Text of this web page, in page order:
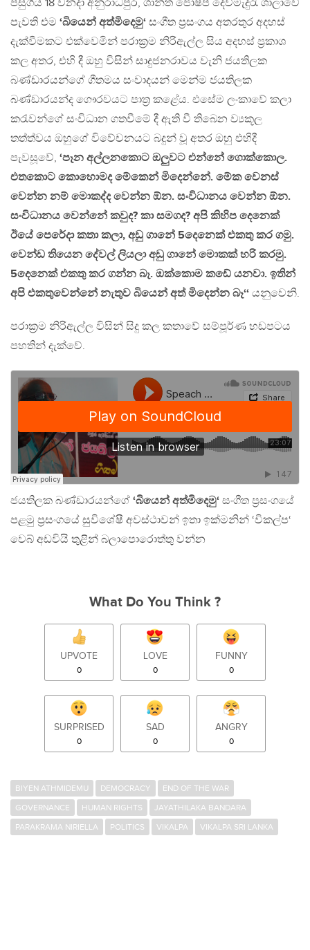
පසුගිය 18 වනදා අනුරාධපුර, ශාන්ත ජෝෂප් ‍දෙව්මැදුරැ ශාලාවේ
පැවති එම ‘බියෙන් අත්මිදෙමු‘ සංගීත ප්‍රසංගය අතරතුර අදහස්
දැක්වීමකට එක්වෙමින් පරාක්‍රම නිරිඇල්ල සිය අදහස් ප්‍රකාශ
කල අතර, එහි දී ඔහු විසින් සාදුජනරාවය වැනි ජයතිලක
බණ්ඩාරයන්ගේ ගීතමය සංවාදයන් මෙන්ම ජයතිලක
බණ්ඩාරයන්ද ගෞරවයට පාත්‍ර කළේය. එසේම ලංකාවේ කලා
කරැවන්ගේ සංවිධාන ගතවීමේ දී ඇති වී තිබෙන ව්‍යකූල
තත්ත්වය ඔහුගේ විවේචනයට බදුන් වූ අතර ඔහු එහිදී
පැවසූවේ, ‘පෑන අල්ලනකොට ඔලුවට එන්නේ ගොක්කොල.
එතකොට කොහොමද මේකෙන් මිදෙන්නේ. මේක වෙනස්
වෙන්න නම් මොකද්ද වෙන්න ඕන. සංවිධානය වෙන්න ඕන.
සංවිධානය වෙන්නේ කවුද? කා සමගද? අපි කිහිප දෙනෙක්
ඊයේ පෙරේදා කතා කලා, අඩු ගානේ 5දෙනෙක් එකතු කර ගමු.
වෙන්ඩ තියෙන දේවල් ලියලා අඩු ගානේ මොකක් හරි කරමු.
5දෙනෙක් එකතු කර ගන්න බෑ. ඔක්කොම කඩේ යනවා. ඉතින්
අපි එකතුවෙන්නේ නැතුව බියෙන් අත් මිදෙන්න බෑ‘‘ යනුවෙනි.
පරාක්‍රම නිරිඇල්ල විසින් සිදු කල කතාවේ සම්පූර්ණ හඩපටය
පහතින් දැක්වේ.
ජයතිලක බණ්ඩාරයන්ගේ ‘බියෙන් අත්මිදෙමු‘ සංගීත ප්‍රසංගයේ
පළමු ප්‍රසංගයේ සුවිශේෂී අවස්ථාවන් ඉතා ඉක්මනින් ‘විකල්ප‘
වෙබ් අඩවියි තුළින් බලාපොරොත්තු වන්න
What Do You Think ?
UPVOTE
0
LOVE
0
FUNNY
0
SURPRISED
0
SAD
0
ANGRY
0
BIYEN ATHMIDEMU DEMOCRACY
END OF THE WAR
GOVERNANCE
HUMAN RIGHTS
JAYATHILAKA BANDARA
PARAKRAMA NIRIELLA
POLITICS VIKALPA VIKALPA SRI LANKA